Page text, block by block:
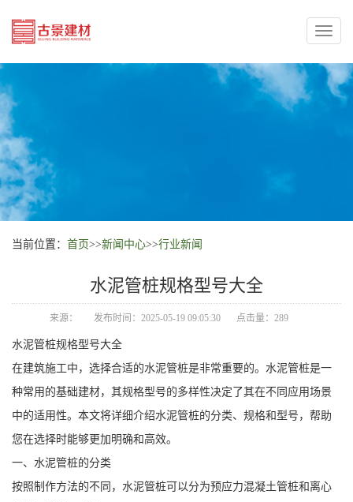
Toggle
当前位置： 首页>>新闻中心>>行业新闻
水泥管桩规格型号大全
来源： 发布时间：2025-05-19 09:05:30 点击量：289
水泥管桩规格型号大全
在建筑施工中，选择合适的水泥管桩是非常重要的。水泥管桩是一
种常用的基础建材，其规格型号的多样性决定了其在不同应用场景
中的适用性。本文将详细介绍水泥管桩的分类、规格和型号，帮助
您在选择时能够更加明确和高效。
一、水泥管桩的分类
按照制作方法的不同，水泥管桩可以分为预应力混凝土管桩和离心